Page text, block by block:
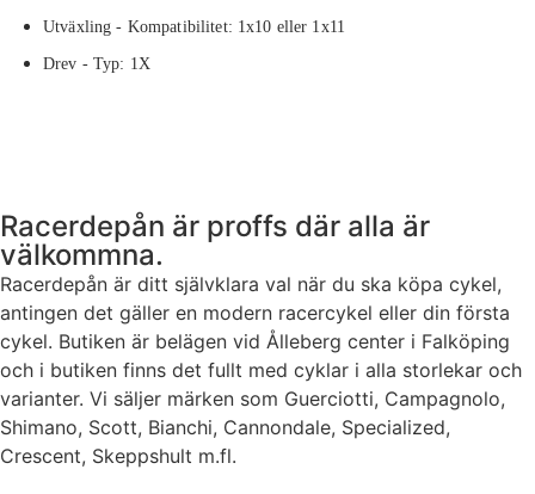
Utväxling - Kompatibilitet: 1x10 eller 1x11
Drev - Typ: 1X
Racerdepån är proffs där alla är
välkommna.
Racerdepån är ditt självklara val när du ska köpa cykel,
antingen det gäller en modern racercykel eller din första
cykel. Butiken är belägen vid Ålleberg center i Falköping
och i butiken finns det fullt med cyklar i alla storlekar och
varianter. Vi säljer märken som Guerciotti, Campagnolo,
Shimano, Scott, Bianchi, Cannondale, Specialized,
Crescent, Skeppshult m.fl.